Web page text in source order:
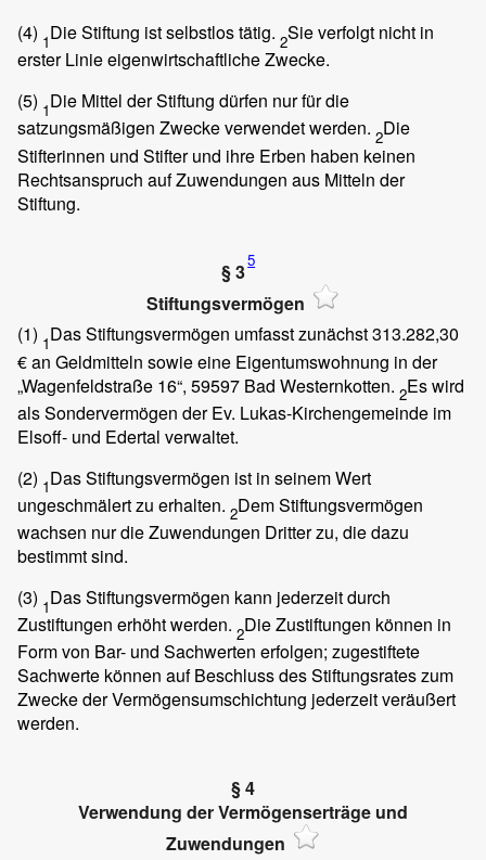
(4) 1Die Stiftung ist selbstlos tätig. 2Sie verfolgt nicht in
erster Linie eigenwirtschaftliche Zwecke.
(5) 1Die Mittel der Stiftung dürfen nur für die
satzungsmäßigen Zwecke verwendet werden. 2Die
Stifterinnen und Stifter und ihre Erben haben keinen
Rechtsanspruch auf Zuwendungen aus Mitteln der
Stiftung.
§ 35
Stiftungsvermögen
(1) 1Das Stiftungsvermögen umfasst zunächst 313.282,30
€ an Geldmitteln sowie eine Eigentumswohnung in der
„Wagenfeldstraße 16“, 59597 Bad Westernkotten. 2Es wird
als Sondervermögen der Ev. Lukas-Kirchengemeinde im
Elsoff- und Edertal verwaltet.
(2) 1Das Stiftungsvermögen ist in seinem Wert
ungeschmälert zu erhalten. 2Dem Stiftungsvermögen
wachsen nur die Zuwendungen Dritter zu, die dazu
bestimmt sind.
(3) 1Das Stiftungsvermögen kann jederzeit durch
Zustiftungen erhöht werden. 2Die Zustiftungen können in
Form von Bar- und Sachwerten erfolgen; zugestiftete
Sachwerte können auf Beschluss des Stiftungsrates zum
Zwecke der Vermögensumschichtung jederzeit veräußert
werden.
§ 4
Verwendung der Vermögenserträge und
Zuwendungen